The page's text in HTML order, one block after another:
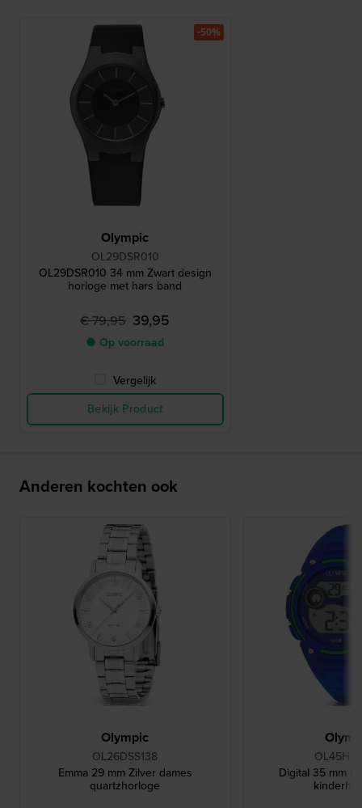
Olympic
OL29DSR010
OL29DSR010 34 mm Zwart design
horloge met hars band
€ 79,95 39,95
● Op voorraad
Vergelijk
Bekijk Product
-50%
Anderen kochten ook
Olympic
OL26DSS138
Emma 29 mm Zilver dames
quartzhorloge
Digital 35 mm